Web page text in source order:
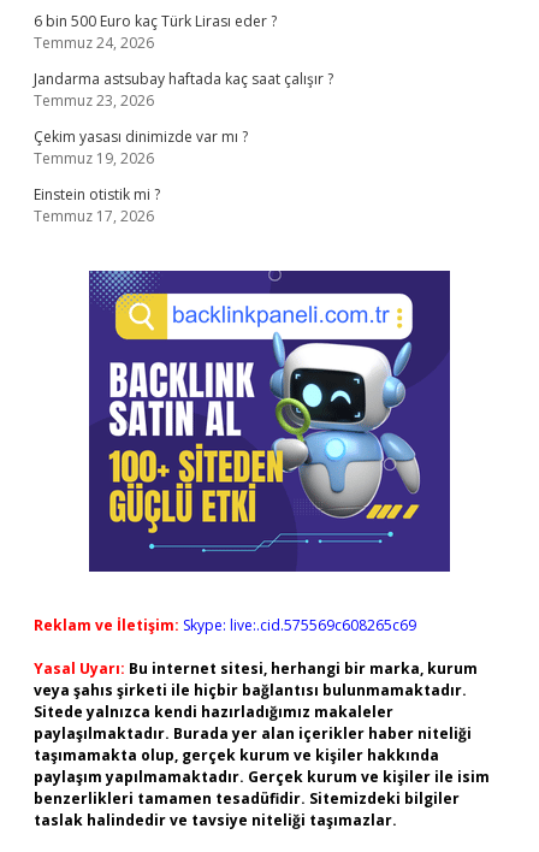
6 bin 500 Euro kaç Türk Lirası eder ?
Temmuz 24, 2026
Jandarma astsubay haftada kaç saat çalışır ?
Temmuz 23, 2026
Çekim yasası dinimizde var mı ?
Temmuz 19, 2026
Einstein otistik mi ?
Temmuz 17, 2026
Reklam ve İletişim: Skype: live:.cid.575569c608265c69
Yasal Uyarı: Bu internet sitesi, herhangi bir marka, kurum
veya şahıs şirketi ile hiçbir bağlantısı bulunmamaktadır.
Sitede yalnızca kendi hazırladığımız makaleler
paylaşılmaktadır. Burada yer alan içerikler haber niteliği
taşımamakta olup, gerçek kurum ve kişiler hakkında
paylaşım yapılmamaktadır. Gerçek kurum ve kişiler ile isim
benzerlikleri tamamen tesadüfidir. Sitemizdeki bilgiler
taslak halindedir ve tavsiye niteliği taşımazlar.